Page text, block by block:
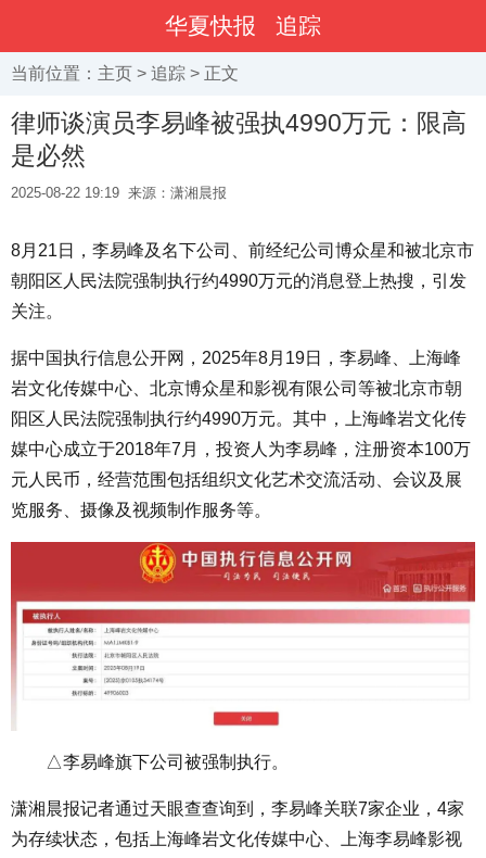
华夏快报 追踪
当前位置： 主页 > 追踪 > 正文
律师谈演员李易峰被强执4990万元：限高
是必然
2025-08-22 19:19 来源：潇湘晨报
8月21日，李易峰及名下公司、前经纪公司博众星和被北京市
朝阳区人民法院强制执行约4990万元的消息登上热搜，引发
关注。
据中国执行信息公开网，2025年8月19日，李易峰、上海峰
岩文化传媒中心、北京博众星和影视有限公司等被北京市朝
阳区人民法院强制执行约4990万元。其中，上海峰岩文化传
媒中心成立于2018年7月，投资人为李易峰，注册资本100万
元人民币，经营范围包括组织文化艺术交流活动、会议及展
览服务、摄像及视频制作服务等。
△李易峰旗下公司被强制执行。
潇湘晨报记者通过天眼查查询到，李易峰关联7家企业，4家
为存续状态，包括上海峰岩文化传媒中心、上海李易峰影视